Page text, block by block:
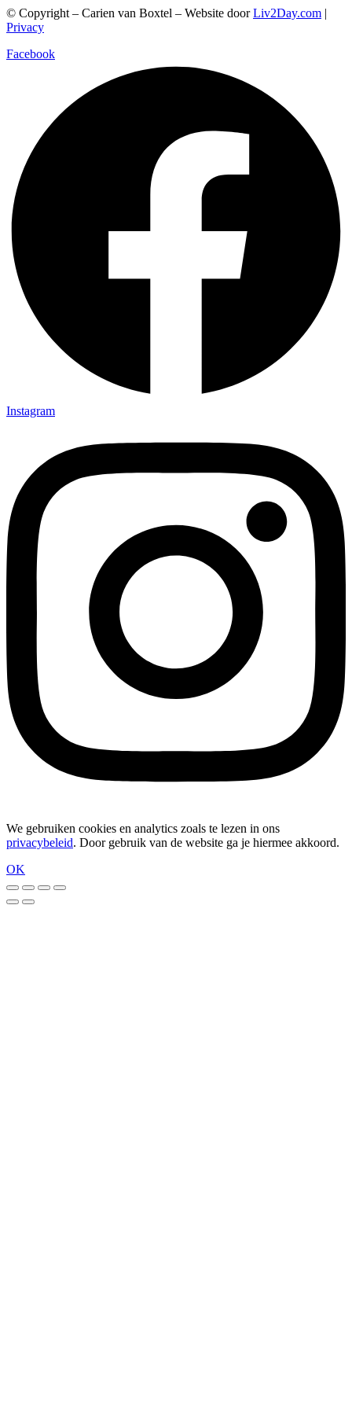
€175.00
product
heeft
variaties.
gekozen
worden
op
© Copyright – Carien van Boxtel – Website doorLiv2Day.com |
Privacy
Facebook
Instagram
We gebruiken cookies en analytics zoals te lezen in ons
privacybeleid. Door gebruik van de website ga je hiermee akkoord.
OK